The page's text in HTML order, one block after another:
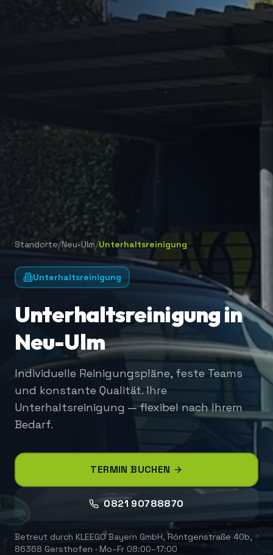
Standorte/Neu-Ulm/Unterhaltsreinigung
Unterhaltsreinigung
Unterhaltsreinigung in
Neu-Ulm
Individuelle Reinigungspläne, feste Teams
und konstante Qualität. Ihre
Unterhaltsreinigung — flexibel nach Ihrem
Bedarf.
TERMIN BUCHEN
0821 90788870
Betreut durch KLEEGO Bayern GmbH,Röntgenstraße 40b,
86368 Gersthofen · Mo–Fr 08:00–17:00